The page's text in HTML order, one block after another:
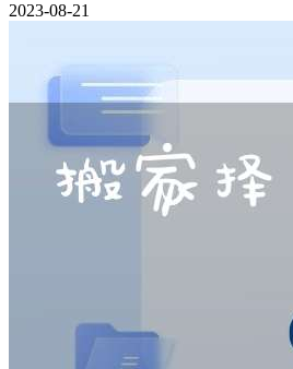
2023-08-21